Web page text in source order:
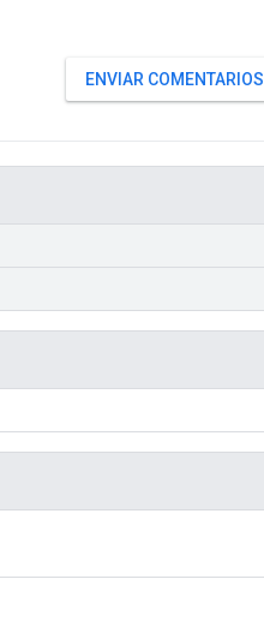
ENVIAR COMENTARIOS